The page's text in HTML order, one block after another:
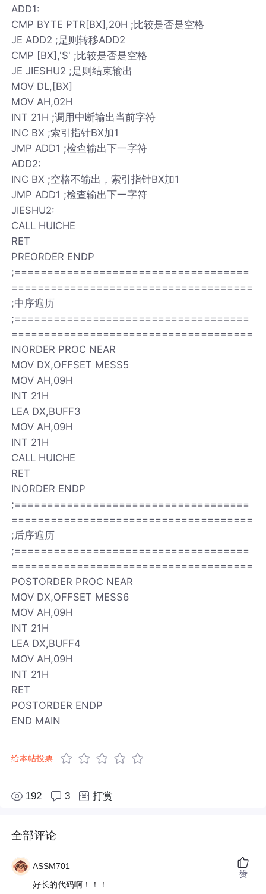
ADD1:
CMP BYTE PTR[BX],20H ;比较是否是空格
JE ADD2 ;是则转移ADD2
CMP [BX],'$' ;比较是否是空格
JE JIESHU2 ;是则结束输出
MOV DL,[BX]
MOV AH,02H
INT 21H ;调用中断输出当前字符
INC BX ;索引指针BX加1
JMP ADD1 ;检查输出下一字符
ADD2:
INC BX ;空格不输出，索引指针BX加1
JMP ADD1 ;检查输出下一字符
JIESHU2:
CALL HUICHE
RET
PREORDER ENDP
;====================================
=====================================
;中序遍历
;====================================
=====================================
INORDER PROC NEAR
MOV DX,OFFSET MESS5
MOV AH,09H
INT 21H
LEA DX,BUFF3
MOV AH,09H
INT 21H
CALL HUICHE
RET
INORDER ENDP
;====================================
=====================================
;后序遍历
;====================================
=====================================
POSTORDER PROC NEAR
MOV DX,OFFSET MESS6
MOV AH,09H
INT 21H
LEA DX,BUFF4
MOV AH,09H
INT 21H
RET
POSTORDER ENDP
END MAIN
给本帖投票
192 3 打赏
全部评论
ASSM701
好长的代码啊！！！
赞